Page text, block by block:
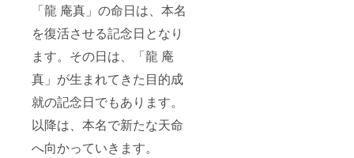
「龍 庵真」の命日は、本名
を復活させる記念日となり
ます。その日は、「龍 庵
真」が生まれてきた目的成
就の記念日でもあります。
以降は、本名で新たな天命
へ向かっていきます。